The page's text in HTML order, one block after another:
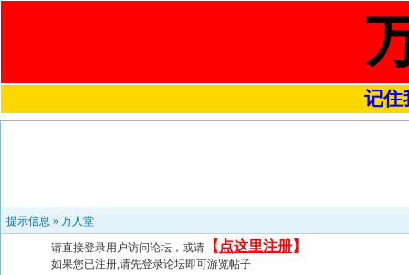
记住
提示信息 » 万人堂
请直接登录用户访问论坛，或请 【 点这里注册】
如果您已注册,请先登录论坛即可游览帖子